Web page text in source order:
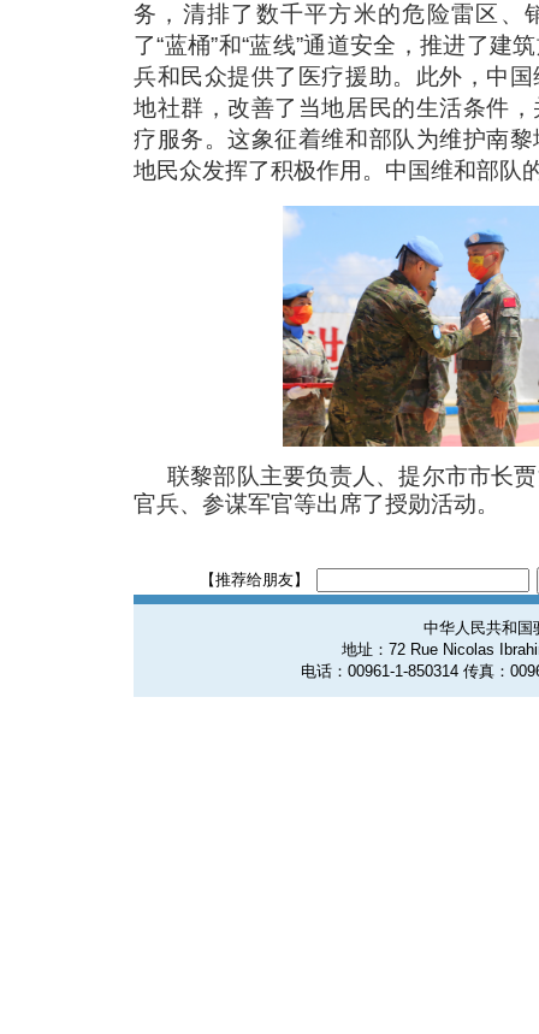
务，清排了数千平方米的危险雷区、
了“蓝桶”和“蓝线”通道安全，推进了建
兵和民众提供了医疗援助。此外，中
地社群，改善了当地居民的生活条件
疗服务。这象征着维和部队为维护南
地民众发挥了积极作用。中国维和部队
联黎部队主要负责人、提尔市市长
官兵、参谋军官等出席了授勋活动。
【推荐给朋友】
中华人民共和国
地址：72 Rue Nicolas
电话：00961-1-850314 传真：